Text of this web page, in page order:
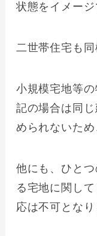
状態をイメージ
二世帯住宅も同
小規模宅地等
記の場合は同
められないため
他にも、ひと
る宅地に関し
応は不可となり